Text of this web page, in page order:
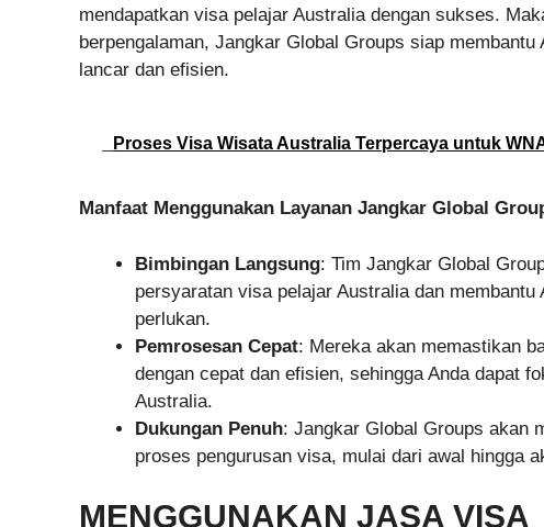
mendapatkan visa pelajar Australia dengan sukses.
berpengalaman, Jangkar Global Groups siap
lancar dan efisien.
Proses Visa Wisata Australia Terpercaya untuk
Manfaat Menggunakan Layanan Jangkar Global
Bimbingan Langsung: Tim Jangkar Global
persyaratan visa pelajar Australia dan
perlukan.
Pemrosesan Cepat: Mereka akan memastikan
dengan cepat dan efisien, sehingga Anda dapat
Australia.
Dukungan Penuh: Jangkar Global Groups akan
proses pengurusan visa, mulai dari awal hingga
MENGGUNAKAN JASA VISA